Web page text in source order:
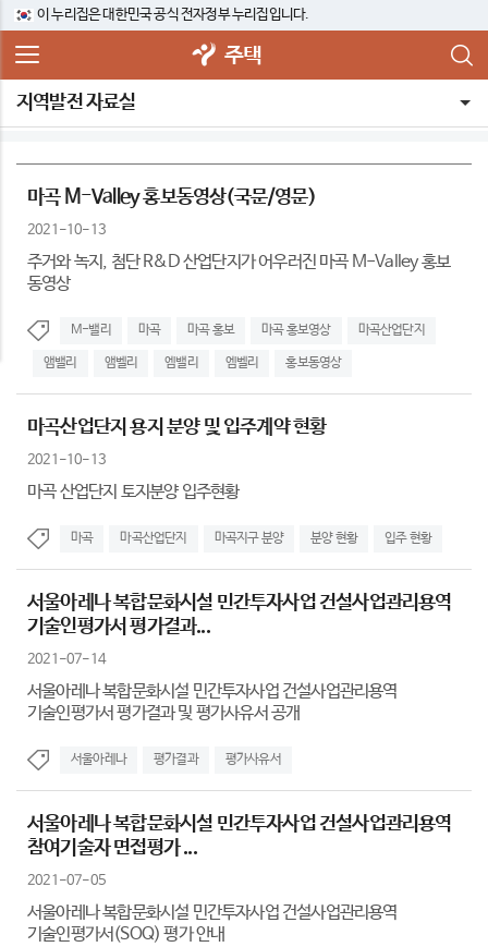
이 누리집은 대한민국 공식 전자정부 누리집입니다.
주택
지역발전 자료실
마곡 M-Valley 홍보동영상(국문/영문)
2021-10-13
주거와 녹지, 첨단 R&D 산업단지가 어우러진 마곡 M-Valley 홍보
동영상
M-밸리 마곡 마곡 홍보 마곡 홍보영상 마곡산업단지
앰밸리 앰벨리 엠밸리 엠벨리 홍보동영상
마곡산업단지 용지 분양 및 입주계약 현황
2021-10-13
마곡 산업단지 토지분양 입주현황
마곡 마곡산업단지 마곡지구 분양 분양 현황 입주 현황
서울아레나 복합문화시설 민간투자사업 건설사업관리용역
기술인평가서 평가결과...
2021-07-14
서울아레나 복합문화시설 민간투자사업 건설사업관리용역
기술인평가서 평가결과 및 평가사유서 공개
서울아레나 평가결과 평가사유서
서울아레나 복합문화시설 민간투자사업 건설사업관리용역
참여기술자 면접평가 ...
2021-07-05
서울아레나 복합문화시설 민간투자사업 건설사업관리용역
기술인평가서(SOQ) 평가 안내